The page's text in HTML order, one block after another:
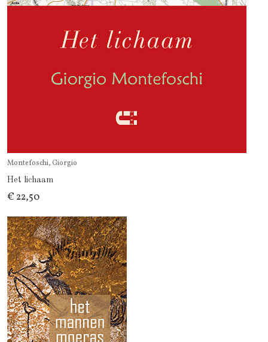
Montefoschi, Giorgio
Het lichaam
€ 22,50